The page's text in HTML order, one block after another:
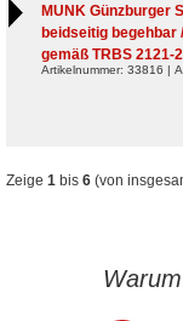
MUNK Günzburger
beidseitig begehbar
gemäß TRBS 2121-2
Artikelnummer: 33816 |
Zeige 1 bis 6 (von